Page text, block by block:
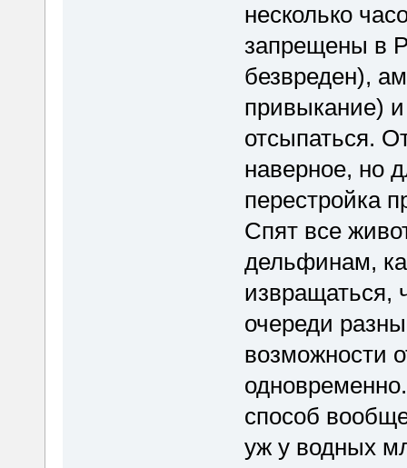
несколько
запрещены в
безвреден),
привыкание)
отсыпаться.
наверное, но
перестройка
Спят все
дельфинам,
извращаться,
очереди
возможности
способ
уж у водных